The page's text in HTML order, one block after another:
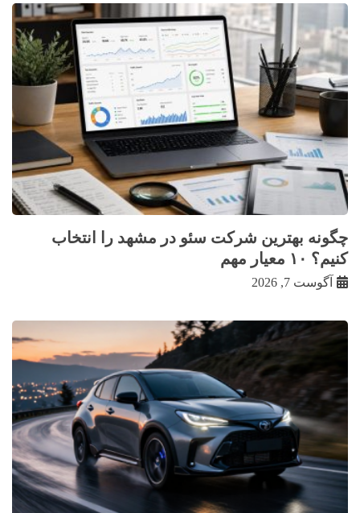
چگونه بهترین شرکت سئو در مشهد را انتخاب
کنیم؟ ۱۰ معیار مهم
آگوست 7, 2026